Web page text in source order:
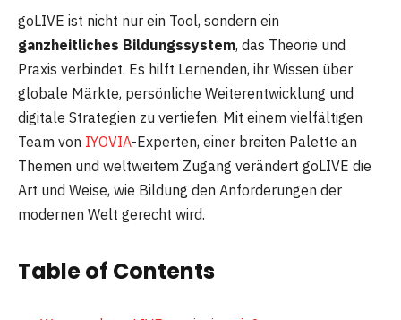
goLIVE ist nicht nur ein Tool, sondern ein
ganzheitliches Bildungssystem, das Theorie und
Praxis verbindet. Es hilft Lernenden, ihr Wissen über
globale Märkte, persönliche Weiterentwicklung und
digitale Strategien zu vertiefen. Mit einem vielfältigen
Team von IYOVIA-Experten, einer breiten Palette an
Themen und weltweitem Zugang verändert goLIVE die
Art und Weise, wie Bildung den Anforderungen der
modernen Welt gerecht wird.
Table of Contents